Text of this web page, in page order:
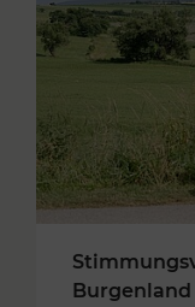
Burgenland